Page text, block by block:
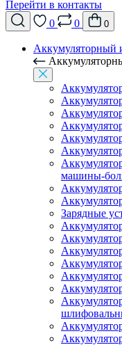
Перейти в контакты
0
0 0
Аккумуляторный
машины-
Зарядные